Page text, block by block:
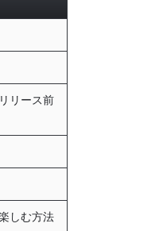
リース前
しむ方法